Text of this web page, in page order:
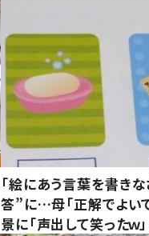
「絵にあう言葉を書き
答”に…母「正解でよい
景に「声出して笑ったｗ